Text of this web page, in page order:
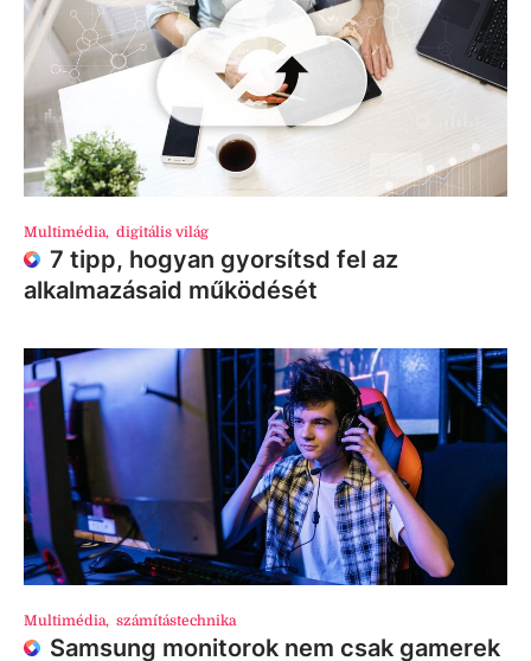
Multimédia, digitális világ
7 tipp, hogyan gyorsítsd fel az
alkalmazásaid működését
Multimédia, számítástechnika
Samsung monitorok nem csak gamerek